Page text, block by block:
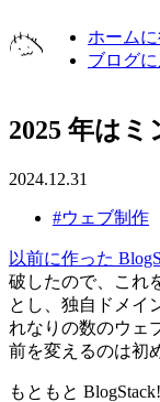
ホームに
ブログ
2025 年は
2024.12.31
#ウェブ制作
以前に作った
破したので、これ
とし、独自ドメイ
れなりの数のウェ
前を変えるのは初
もともと